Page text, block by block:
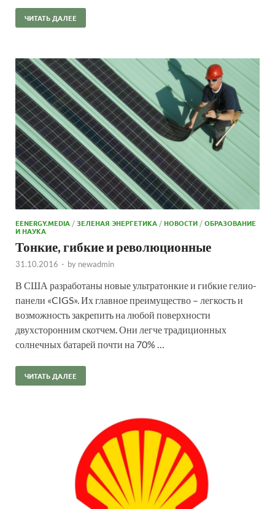
ЧИТАТЬ ДАЛЕЕ
EENERGY.MEDIA/ЗЕЛЕНАЯ ЭНЕРГЕТИКА/НОВОСТИ/ОБРАЗОВАНИЕ
И НАУКА
Тонкие, гибкие и революционные
31.10.2016 - by newadmin
В США разработаны новые ультратонкие и гибкие гелио-
панели «CIGS». Их главное преимущество – легкость и
возможность закрепить на любой поверхности
двухсторонним скотчем. Они легче традиционных
солнечных батарей почти на 70% …
ЧИТАТЬ ДАЛЕЕ